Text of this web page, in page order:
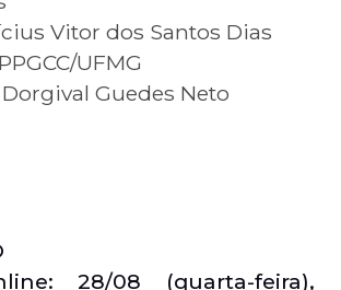
Vitor dos Santos Dias
UFMG
Guedes Neto
28/08 (quarta-feira),